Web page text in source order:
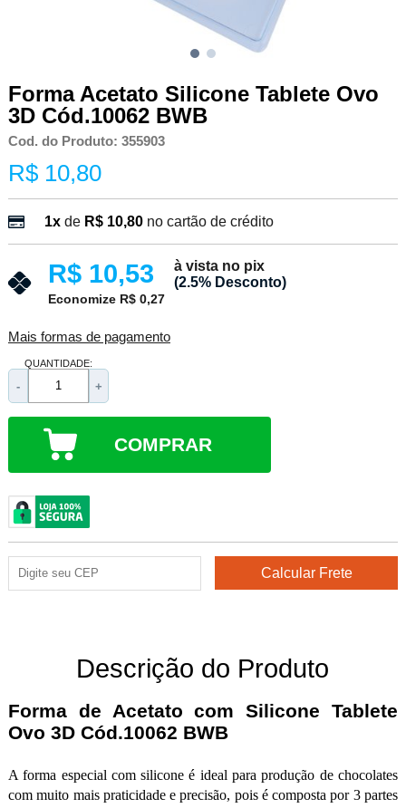
Forma Acetato Silicone Tablete Ovo
3D Cód.10062 BWB
Cod. do Produto: 355903
R$ 10,80
1xde R$ 10,80 no cartão de crédito
R$ 10,53
à vista no pix
(2.5% Desconto)
Economize R$ 0,27
Mais formas de pagamento
QUANTIDADE:
- +
COMPRAR
Descrição do Produto
Forma de Acetato com Silicone Tablete
Ovo 3D Cód.10062 BWB
A forma especial com silicone é ideal para produção de chocolates
com muito mais praticidade e precisão, pois é composta por 3 partes